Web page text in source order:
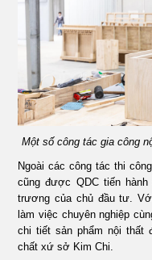
Một số công tác gia công
Ngoài các công tác thi
cũng được QDC tiến
trương của chủ đầu tư.
làm việc chuyên nghiệp
chi tiết sản phẩm nội thất
chất xứ sở Kim Chi.